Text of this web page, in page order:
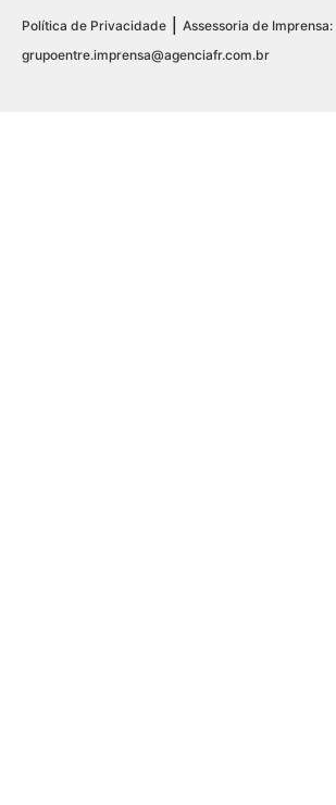
Política de Privacidade
Assessoria de Imprensa:
grupoentre.imprensa@agenciafr.com.br